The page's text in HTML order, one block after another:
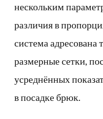
нескольким
различия в
система адресована
размерные сетки,
усреднённых
в посадке брюк.